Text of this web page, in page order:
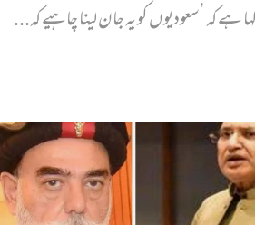
ہے کہ ’سعودیوں کو یہ جان لینا چاہیے کہ...